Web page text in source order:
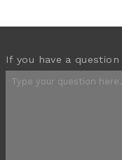
If you have a question